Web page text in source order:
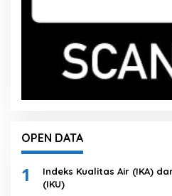
OPEN DATA
1
Indeks Kualitas Air (IKA)
(IKU)